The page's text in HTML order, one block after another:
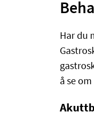
Har du
å se